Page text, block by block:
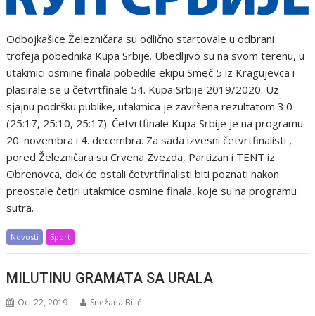
Odbojkašice Železničara su odlično startovale u odbrani
trofeja pobednika Kupa Srbije. Ubedljivo su na svom terenu, u
utakmici osmine finala pobedile ekipu Smeč 5 iz Kragujevca i
plasirale se u četvrtfinale 54. Kupa Srbije 2019/2020. Uz
sjajnu podršku publike, utakmica je završena rezultatom 3:0
(25:17, 25:10, 25:17). Četvrtfinale Kupa Srbije je na programu
20. novembra i 4. decembra. Za sada izvesni četvrtfinalisti ,
pored Železničara su Crvena Zvezda, Partizan i TENT iz
Obrenovca, dok će ostali četvrtfinalisti biti poznati nakon
preostale četiri utakmice osmine finala, koje su na programu
sutra.
Novosti Sport
MILUTINU GRAMATA SA URALA
Oct 22, 2019 Snežana Bilić